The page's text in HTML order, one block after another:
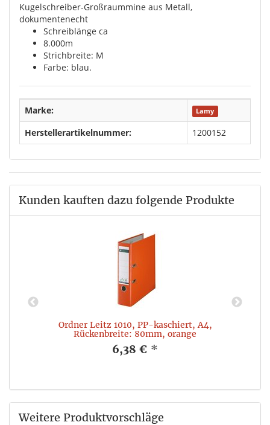
Kugelschreiber-Großraummine aus Metall,
dokumentenecht
Schreiblänge ca
8.000m
Strichbreite: M
Farbe: blau.
Marke: Lamy
Herstellerartikelnummer: 1200152
Kunden kauften dazu folgende Produkte
Ordner Leitz 1010, PP-kaschiert, A4,
Rückenbreite: 80mm, orange
6,38 € *
Weitere Produktvorschläge